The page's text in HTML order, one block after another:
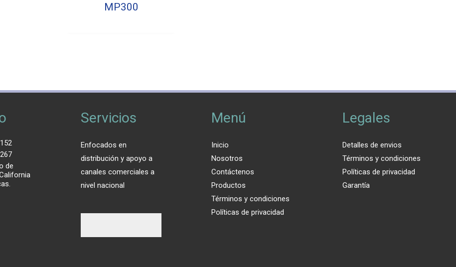
MP300
de
Servicios
Enfocados en
distribución y apoyo a
canales comerciales a
nivel nacional
Menú
Inicio
Nosotros
Contáctenos
Productos
Términos y condiciones
Políticas de privacidad
Legales
Detalles de envios
Términos y condiciones
Políticas de privacidad
Garantía